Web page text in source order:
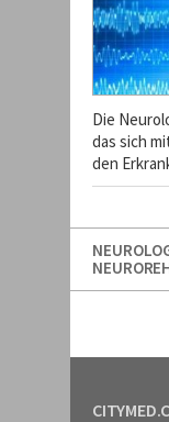
Die
das sich
den